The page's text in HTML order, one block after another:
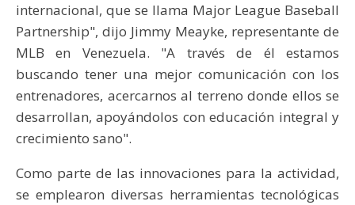
internacional, que se llama Major League Baseball
Partnership", dijo Jimmy Meayke, representante de
MLB en Venezuela. "A través de él estamos
buscando tener una mejor comunicación con los
entrenadores, acercarnos al terreno donde ellos se
desarrollan, apoyándolos con educación integral y
crecimiento sano".
Como parte de las innovaciones para la actividad,
se emplearon diversas herramientas tecnológicas